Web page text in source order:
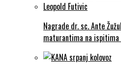
Nagrade dr. sc. Ante
maturantima na